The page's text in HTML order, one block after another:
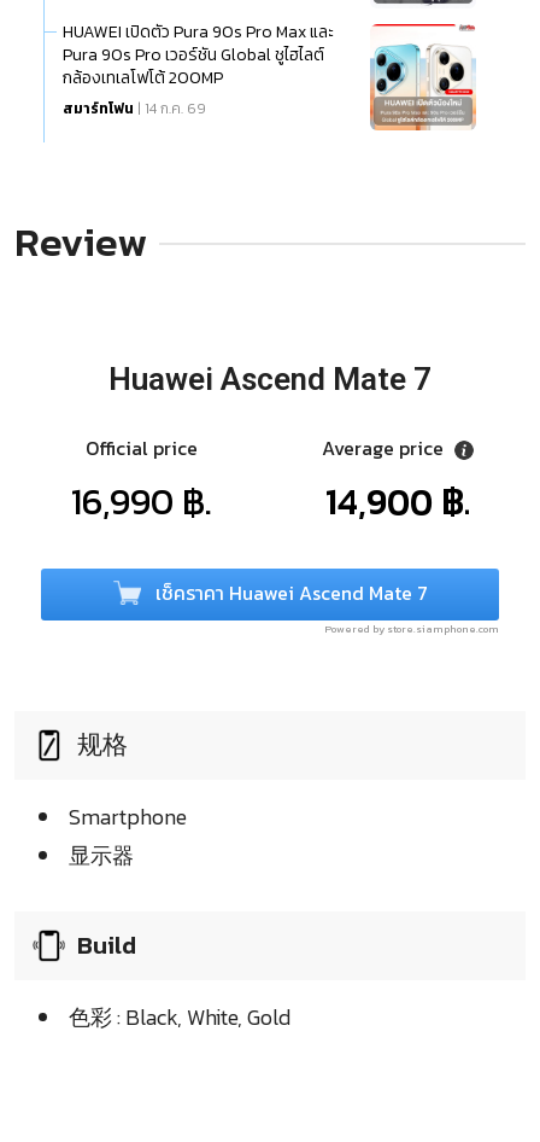
HUAWEI เปิดตัว Pura 90s Pro Max และ
Pura 90s Pro เวอร์ชัน Global ชูไฮไลต์
กล้องเทเลโฟโต้ 200MP
สมาร์ทโฟน | 14 ก.ค. 69
Review
Huawei Ascend Mate 7
Official price
16,990 ฿.
Average price
14,900 ฿.
เช็คราคา Huawei Ascend Mate 7
Powered by store.siamphone.com
规格
Smartphone
显示器
Build
色彩 : Black, White, Gold